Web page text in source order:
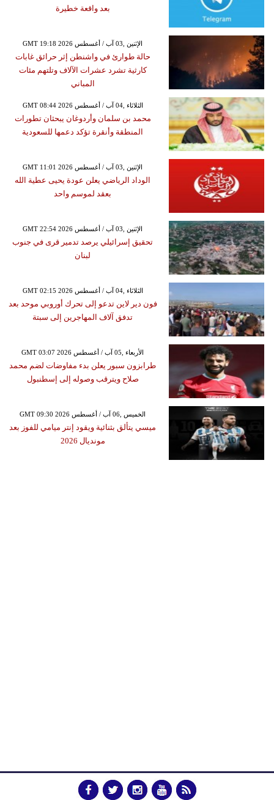
بعد واقعة خطيرة
GMT 19:18 2026 الإثنين ,03 آب / أغسطس
حالة طوارئ في واشنطن إثر حرائق غابات
كارثية تشرد عشرات الآلاف وتلتهم مئات
المباني
GMT 08:44 2026 الثلاثاء ,04 آب / أغسطس
محمد بن سلمان وأردوغان يبحثان تطورات
المنطقة وأنقرة تؤكد دعمها للسعودية
GMT 11:01 2026 الإثنين ,03 آب / أغسطس
الوداد الرياضي يعلن عودة يحيى عطية الله
بعقد لموسم واحد
GMT 22:54 2026 الإثنين ,03 آب / أغسطس
تحقيق إسرائيلي يرصد تدمير قرى في جنوب
لبنان
GMT 02:15 2026 الثلاثاء ,04 آب / أغسطس
فون دير لاين تدعو إلى تحرك أوروبي موحد بعد
تدفق آلاف المهاجرين إلى سبتة
GMT 03:07 2026 الأربعاء ,05 آب / أغسطس
طرابزون سبور يعلن بدء مفاوضات لضم محمد
صلاح ويترقب وصوله إلى إسطنبول
GMT 09:30 2026 الخميس ,06 آب / أغسطس
ميسي يتألق بثنائية ويقود إنتر ميامي للفوز بعد
مونديال 2026